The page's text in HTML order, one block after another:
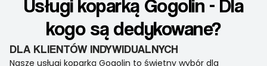
Usługi koparką Gogolin - Dla
kogo są dedykowane?
DLA KLIENTÓW INDYWIDUALNYCH
Nasze usługi koparką Gogolin to świetny wybór dla